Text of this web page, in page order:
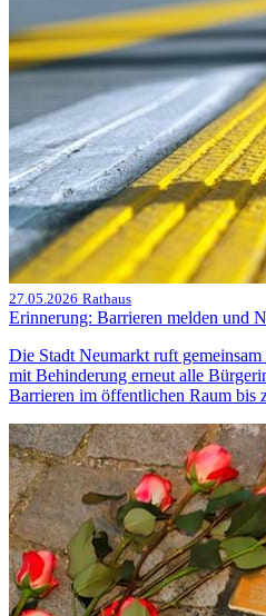
27.05.2026 Rathaus
Erinnerung: Barrieren melden und
Die Stadt Neumarkt ruft
mit Behinderung erneut alle
Barrieren im öffentlichen Raum bis